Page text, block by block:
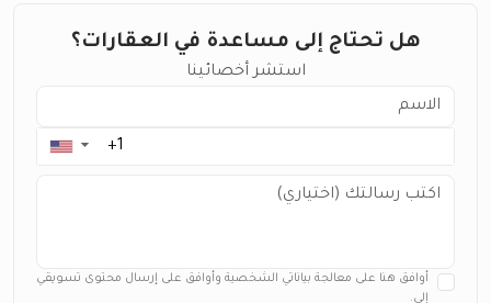
هل تحتاج إلى مساعدة في العقارات؟
استشر أخصائينا
▼
أوافق هنا على معالجة بياناتي الشخصية وأوافق على إرسال محتوى تسويقي
إلي.